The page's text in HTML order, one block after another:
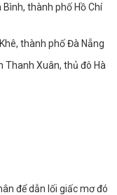
thành phố Hồ Chí
thành phố Đà Nẵng
Thanh Xuân, thủ đô Hà
để dẫn lối giấc mơ đó